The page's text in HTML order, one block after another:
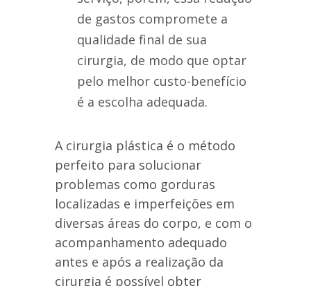
de gastos compromete a
qualidade final de sua
cirurgia, de modo que optar
pelo melhor custo-benefício
é a escolha adequada.
A cirurgia plástica é o método
perfeito para solucionar
problemas como gorduras
localizadas e imperfeições em
diversas áreas do corpo, e com o
acompanhamento adequado
antes e após a realização da
cirurgia é possível obter